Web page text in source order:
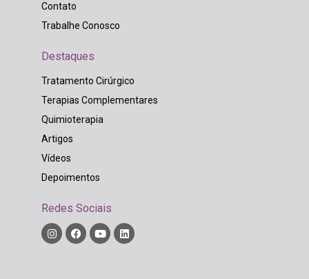
Contato
Trabalhe Conosco
Destaques
Tratamento Cirúrgico
Terapias Complementares
Quimioterapia
Artigos
Vídeos
Depoimentos
Redes Sociais